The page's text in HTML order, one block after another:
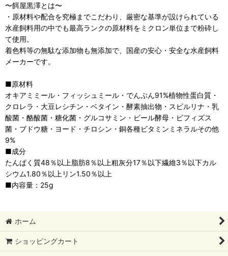
〜餌屋黒澤とは〜
・原材料や配合を究極までこだわり、厳密な基準が設けられている
水産飼料用の中でも最高ランクの原材料をミクロン単位まで粉砕し
て使用。
着色料等の無駄な添加物も無添加で、国産の安心・安全な水産飼料
メーカーです。
■原材料
オキアミミール・フィッシュミール・でんぷん91%植物性蛋白質・
クロレラ・大豆レシチン・ベタイン・酵素抽出物・スピルリナ・乳
酸菌・酪酸菌・糖化菌・グルコサミン・ビール酵母・ビフィズス
菌・ブドウ糖・ヨード・チロシン・銅各種ビタミンミネラルその他
9%
■成分
たんぱく質48％以上脂肪8％以上粗灰分17％以下繊維3％以下カル
シウム1.80％以上リン1.50％以上
■内容量：25g
ホーム
ショッピングカート